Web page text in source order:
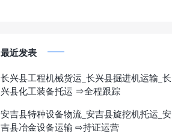
最近发表
长兴县工程机械货运_长兴县掘进机运输_长
兴县化工装备托运 ⇒全程跟踪
安吉县特种设备物流_安吉县旋挖机托运_安
吉县冶金设备运输 ⇨持证运营